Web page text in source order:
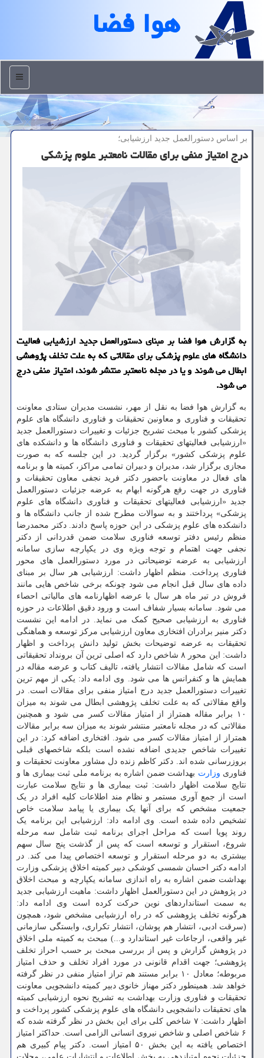
هوا فضا
منو
بر اساس دستورالعمل جدید ارزشیابی؛
درج امتیاز منفی برای مقالات نامعتبر علوم پزشكی
به گزارش هوا فضا بر مبنای دستورالعمل جدید ارزشیابی فعالیت
دانشگاه های علوم پزشکی برای مقالاتی که به علت تخلف پژوهشی
ابطال می شوند و یا در مجله نامعتبر منتشر شوند، امتیاز منفی درج
می شود.
به گزارش هوا فضا به نقل از مهر، نشست مدیران ستادی معاونت
تحقیقات و فناوری و معاونین تحقیقات و فناوری دانشگاه های علوم
پزشکی کشور با مبحث تشریح جزئیات و تغییرات دستورالعمل جدید
«ارزشیابی فعالیتهای تحقیقات و فناوری دانشگاه ها و دانشکده های
علوم پزشکی کشور» برگزار گردید. در این جلسه که به صورت
مجازی برگزار شد، مدیران و دبیران تمامی مراکز، کمیته ها و برنامه
های فعال در معاونت باحضور دکتر فرید نجفی معاون تحقیقات و
فناوری در جهت رفع هرگونه ابهام به عرضه جزئیات دستورالعمل
جدید «ارزشیابی فعالیتهای تحقیقات و فناوری دانشگاه های علوم
پزشکی» پرداختند و به سوالات مطرح شده از جانب دانشگاه ها و
دانشکده های علوم پزشکی در این حوزه پاسخ دادند. دکتر محمدرضا
منظم رئیس دفتر توسعه فناوری سلامت ضمن قدردانی از دکتر
نجفی جهت اهتمام و توجه ویژه وی در یکپارچه سازی سامانه
ارزشیابی به عرضه توضیحاتی در مورد دستورالعمل های محور
فناوری پرداخت. منظم اظهار داشت: ارزشیابی هر سال بر مبنای
داده های سال قبل انجام می شود چونکه برخی شاخص هایی مانند
فروش در تیر ماه هر سال با عرضه اظهارنامه های مالیاتی احصاء
می شود. سامانه بسیار شفاف است و ورود دقیق اطلاعات در حوزه
فناوری به ارزشیابی صحیح کمک می نماید. در ادامه این نشست
دکتر منیر برادران افتخاری معاون ارزشیابی مرکز توسعه و هماهنگی
تحقیقات به عرضه توضیحات بخش تولید دانش پرداخت و اظهار
داشت: این محور ۸ شاخص دارد که اصلی ترین آن برونداد تحقیقاتی
است که شامل مقالات انتشار یافته، تالیف کتاب و عرضه مقاله در
همایش ها و کنفرانس ها می شود. وی ادامه داد: یکی از مهم ترین
تغییرات دستورالعمل جدید درج امتیاز منفی برای مقالات است. در
واقع مقالاتی که به علت تخلف پژوهشی ابطال می شوند به میزان
۱۰ برابر مقاله همتراز از امتیاز مقالات کسر می شود و همچنین
مقالاتی که در مجله نامعتبر منتشر شوند به میزان سه برابر مقالات
همتراز از امتیاز مقالات کسر می شود. افتخاری اضافه کرد: در این
تغییرات شاخص جدیدی اضافه نشده است بلکه شاخصهای قبلی
بروزرسانی شده اند. دکتر کاظم زنده دل مشاور معاونت تحقیقات و
فناوری وزارت بهداشت ضمن اشاره به برنامه ملی ثبت بیماری ها و
نتایج سلامت اظهار داشت: ثبت بیماری ها و نتایج سلامت عبارت
است از جمع آوری مستمر و نظام مند اطلاعات کلیه افراد در یک
جمعیت مشخص که برای آنها یک بیماری یا پیامد سلامت خاص
تشخیص داده شده است. وی ادامه داد: ارزشیابی این برنامه یک
روند پویا است که مراحل اجرای برنامه ثبت شامل سه مرحله
شروع، استقرار و توسعه است که پس از گذشت پنج سال سهم
بیشتری به دو مرحله استقرار و توسعه اختصاص پیدا می کند. در
ادامه دکتر احسان شمسی کوشکی دبیر کمیته اخلاق پزشکی وزارت
بهداشت ضمن اشاره به راه اندازی سامانه یکپارچه و مبحث اخلاق
در پژوهش در این دستورالعمل اظهار داشت: ماهیت ارزشیابی جدید
به سمت استانداردهای نوین حرکت کرده است وی ادامه داد:
هرگونه تخلف پژوهشی که در راه ارزشیابی مشخص شود، همچون
(سرقت ادبی، انتشار هم پوشان، انتشار تکراری، وابستگی سازمانی
غیر واقعی، ارجاعات غیر استاندارد و...) مبحث به کمیته ملی اخلاق
در پژوهش گزارش و پس از بررسی مبحث بر حسب احراز تخلف
پژوهشی؛ جهت اقدام قانونی در مورد افراد تخلف و حذف امتیاز
مربوطه؛ معادل ۱۰ برابر مستند هم تراز امتیاز منفی در نظر گرفته
خواهد شد. همینطور دکتر مهناز خانوی دبیر کمیته دانشجویی معاونت
تحقیقات و فناوری وزارت بهداشت به تشریح نحوه ارزشیابی کمیته
های تحقیقات دانشجویی دانشگاه های علوم پزشکی کشور پرداخت و
اظهار داشت: ۷ شاخص کلی برای این بخش در نظر گرفته شده که
۶ شاخص اصلی و شاخص نیروی انسانی الزامی است. حداکثر امتیاز
اختصاص یافته به این بخش ۵۰ امتیاز است. دکتر پیام کبیری هم